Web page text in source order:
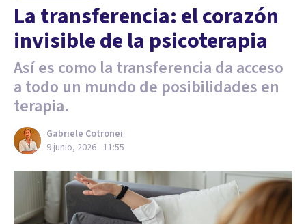
La transferencia: el corazón
invisible de la psicoterapia
Así es como la transferencia da acceso
a todo un mundo de posibilidades en
terapia.
Gabriele Cotronei
9 junio, 2026 - 11:55